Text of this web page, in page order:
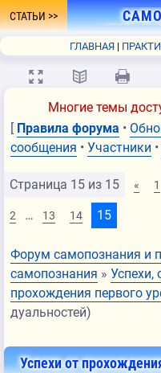
СТАТЬИ
- ПУТЬ К
ГЛАВНАЯ
💻 📖
🖨
Многие темы
[ Правила форума •
сообщения • Участники •
Страница 15 из 15 « 1
2 … 13 14 15
Форум самопознания и
самопознания » Успехи,
прохождения первого
дуальностей)
Успехи от